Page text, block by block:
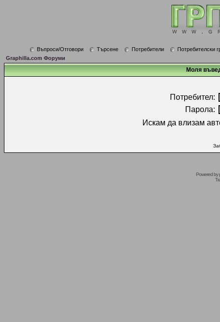
Въпроси/Отговори Търсене Потребители
Потребителски
Graphilla.com Форуми
Моля
Потребител:
Парола:
Искам да влизам
Powered by